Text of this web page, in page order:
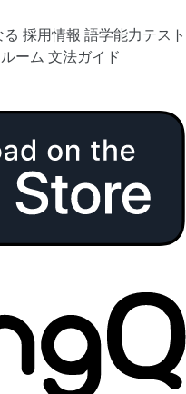
採用情報 語学能力テスト
ーム 文法ガイド